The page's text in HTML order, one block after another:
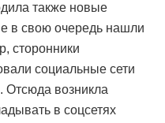
также новые
в свою очередь нашли
сторонники
социальные сети
Отсюда возникла
в соцсетях